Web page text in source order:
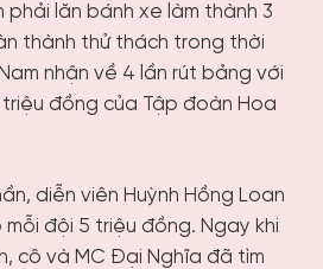
phải lăn bánh xe làm thành 3
thành thử thách trong thời
nhận về 4 lần rút bảng với
đồng của Tập đoàn Hoa
diễn viên Huỳnh Hồng Loan
đội 5 triệu đồng. Ngay khi
cô và MC Đại Nghĩa đã tìm